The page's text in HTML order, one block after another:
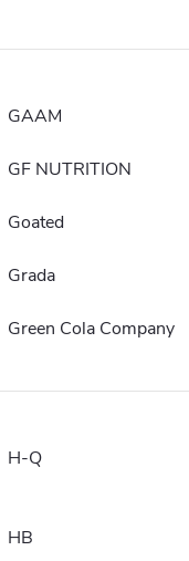
GAAM
GF NUTRITION
Goated
Grada
Green Cola Company
H-Q
HB